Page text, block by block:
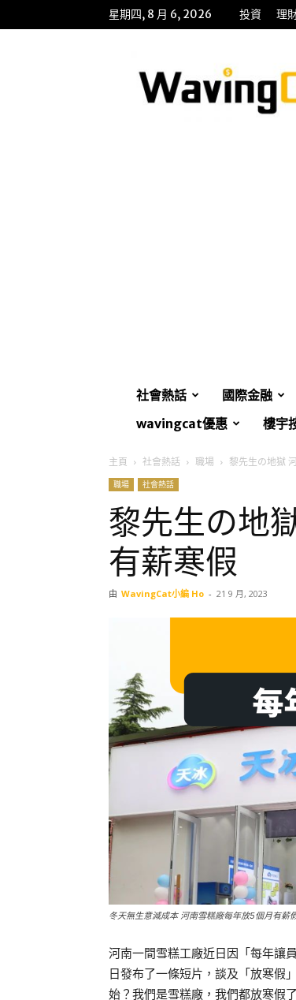
星期四, 8 月 6, 2026 投資 理
招
財
貓
社會熱話 國際金融
wavingcat優惠
樓宇
主頁 社會熱話 職場 黎先生の地獄
職場 社會熱話
黎先生の地
有薪寒假
由 WavingCat小編 Ho - 21 9 月, 2023
冬天無生意減成本 河南雪糕廠每年放5個月有薪
河南一間雪糕工廠近日因「每年讓
日發布了一條短片，談及「放寒假
始？我們是雪糕廠，我們都放寒假